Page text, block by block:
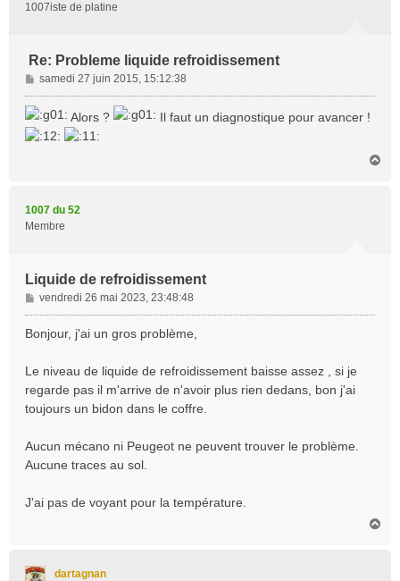
1007iste de platine
Re: Probleme liquide refroidissement
M
e
s
s
a
samedi 27 juin 2015, 15:12:38
Alors ? Il faut un diagnostique pour avancer !
1007 du 52
Membre
Liquide de refroidissement
M
e
s
g
e
vendredi 26 mai 2023, 23:48:48
Bonjour, j'ai un gros problème,
Le niveau de liquide de refroidissement baisse assez , si je
regarde pas il m'arrive de n'avoir plus rien dedans, bon j'ai
toujours un bidon dans le coffre.
Aucun mécano ni Peugeot ne peuvent trouver le problème.
Aucune traces au sol.
J'ai pas de voyant pour la température.
dartagnan